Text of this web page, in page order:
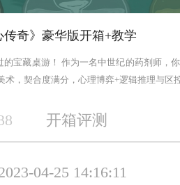
奇》豪华版开箱+教学
的宝藏桌游！ 作为一名中世纪的药剂师，
术，契合度满分，心理博弈+逻辑推理与区
开箱评测
04-25 14:16:11